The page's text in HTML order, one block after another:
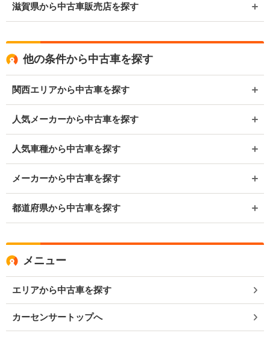
滋賀県から中古車販売店を探す
他の条件から中古車を探す
関西エリアから中古車を探す
人気メーカーから中古車を探す
人気車種から中古車を探す
メーカーから中古車を探す
都道府県から中古車を探す
メニュー
エリアから中古車を探す
カーセンサートップへ